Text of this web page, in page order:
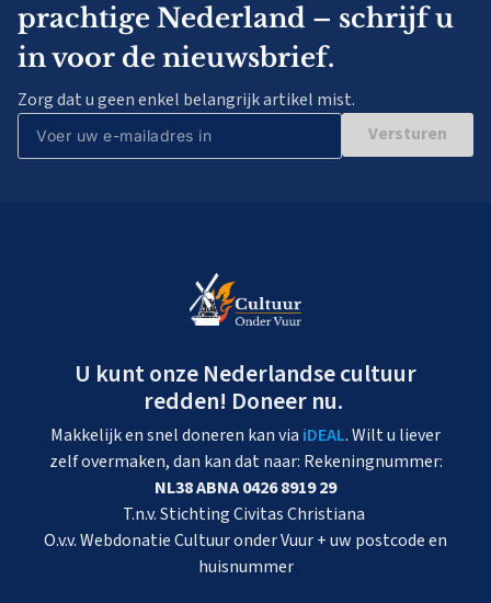
prachtige Nederland – schrijf u
in voor de nieuwsbrief.
Zorg dat u geen enkel belangrijk artikel mist.
Versturen
U kunt onze Nederlandse cultuur
redden! Doneer nu.
Makkelijk en snel doneren kan via iDEAL. Wilt u liever
zelf overmaken, dan kan dat naar: Rekeningnummer:
NL38 ABNA 0426 8919 29
T.n.v. Stichting Civitas Christiana
O.v.v. Webdonatie Cultuur onder Vuur + uw postcode en
huisnummer